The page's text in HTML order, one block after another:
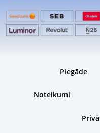
Piegāde
Noteikumi